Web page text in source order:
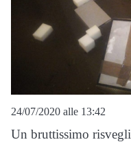
24/07/2020 alle 13:42
Un bruttissimo